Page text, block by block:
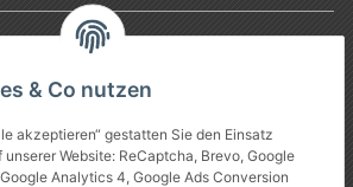
& Co nutzen
akzeptieren“ gestatten Sie den Einsatz
Website: ReCaptcha, Brevo, Google
Analytics 4, Google Ads Conversion